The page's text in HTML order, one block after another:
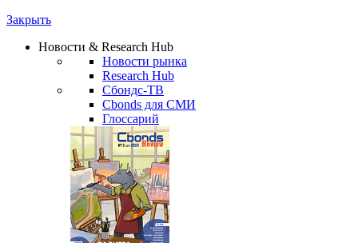
Закрыть
Новости & Research Hub
Новости рынка
Research Hub
Сбондс-ТВ
Cbonds для СМИ
Глоссарий